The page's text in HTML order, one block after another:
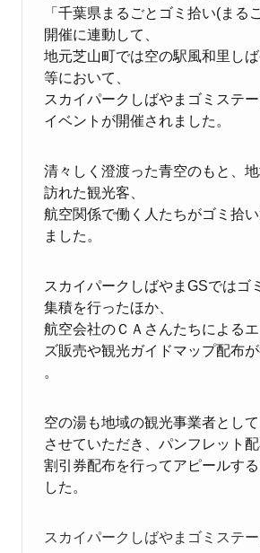
「千葉県まるごとゴミ拾い(まる
開催に連動して、
地元芝山町では空の駅風和里し
等において、
スカイパークしばやまゴミステー
イベントが開催されました。
清々しく澄渡った青空のもと、地
訪れた観光客、
航空関係で働く人たちがゴミ拾
ました。
スカイパークしばやまGSではゴ
集積を行ったほか、
航空会社のＣＡさんたちによる
ズ販売や観光ガイドマップ配布
。
空の湯も地域の観光事業者とし
させていただき、パンフレット配
割引券配布を行ってアピールす
した。
スカイパークしばやまゴミステ